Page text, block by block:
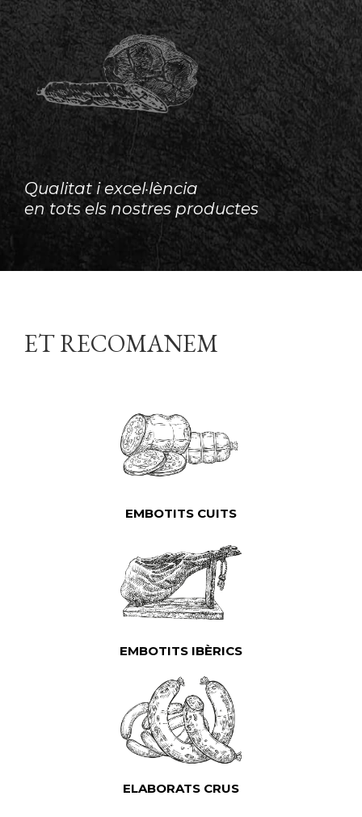
Qualitat i excel·lència
en tots els nostres productes
ET RECOMANEM
EMBOTITS CUITS
EMBOTITS IBÈRICS
ELABORATS CRUS